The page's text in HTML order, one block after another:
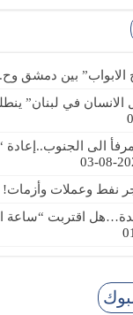
بين دمشق
في لبنان”
الى
2026-
نفط وعملات وأزمات!
اقتربت